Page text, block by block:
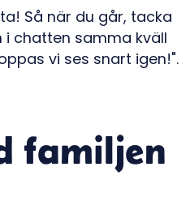
Så när du går, tacka
chatten samma kväll
vi ses snart igen!".
familjen